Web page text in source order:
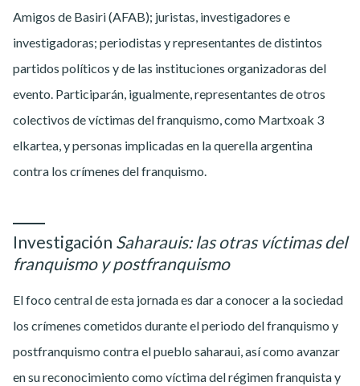
Amigos de Basiri (AFAB); juristas, investigadores e
investigadoras; periodistas y representantes de distintos
partidos políticos y de las instituciones organizadoras del
evento. Participarán, igualmente, representantes de otros
colectivos de víctimas del franquismo, como Martxoak 3
elkartea, y personas implicadas en la querella argentina
contra los crímenes del franquismo.
Investigación Saharauis: las otras víctimas del
franquismo y postfranquismo
El foco central de esta jornada es dar a conocer a la sociedad
los crímenes cometidos durante el periodo del franquismo y
postfranquismo contra el pueblo saharaui, así como avanzar
en su reconocimiento como víctima del régimen franquista y